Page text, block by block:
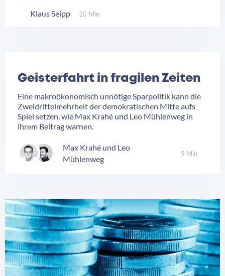
Klaus Seipp
20 Min
Geisterfahrt in fragilen Zeiten
Eine makroökonomisch unnötige Sparpolitik kann die
Zweidrittelmehrheit der demokratischen Mitte aufs
Spiel setzen, wie Max Krahé und Leo Mühlenweg in
ihrem Beitrag warnen.
Max Krahé
Leo
Mühlenweg
9 Min